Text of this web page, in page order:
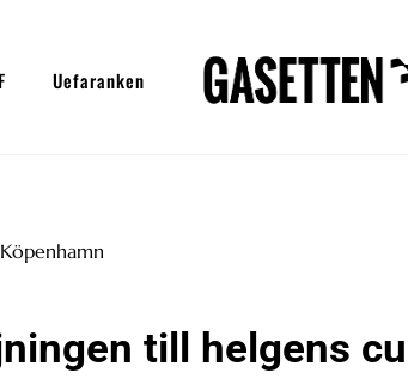
Uefaranken
till helgens